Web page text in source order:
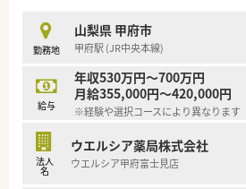
ノルマを設けることなく本質的な問
特徴です。
【求人情報について】
■正社員の想定年収は500万円から
これまでのご経験やスキルを正当に
組みです。
れる時間外手当や月額8万円の薬剤
ています。
勤務地
山梨県 甲府市
甲府駅 (JR中央本線)
給与
年収530万円～700万円
月給355,000円～420,000円
※経験や選択コースにより異なります
法人
名
ウエルシア薬局株式会社
ウエルシア甲府富士見店